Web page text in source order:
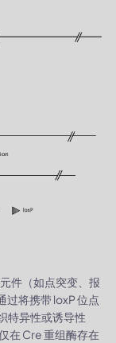
件（如点突变、报
将携带 loxP 位点
特异性或诱导性
在 Cre 重组酶存在